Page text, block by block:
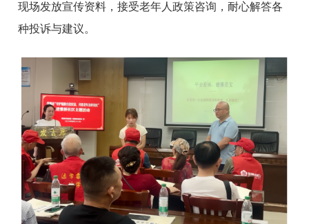
现场发放宣传资料，接受老年人政策咨询，耐心解答各
种投诉与建议。